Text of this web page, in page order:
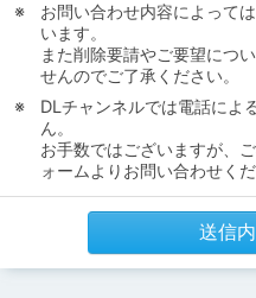
お問い合わせ内容によって
います。
また削除要請やご要望につ
せんのでご了承ください。
DLチャンネルでは電話によ
ん。
お手数ではございますが、
ォームよりお問い合わせくだ
送信